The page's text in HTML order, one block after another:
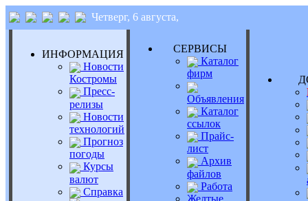
Четверг, 6 августа,
ИНФОРМАЦИЯ
Новости
Костромы
Пресс-
релизы
Новости
технологий
Прогноз
погоды
Курсы
валют
Справка
СЕРВИСЫ
Каталог
фирм
Объявления
Каталог
ссылок
Прайс-
лист
Архив
файлов
Работа
Желтые